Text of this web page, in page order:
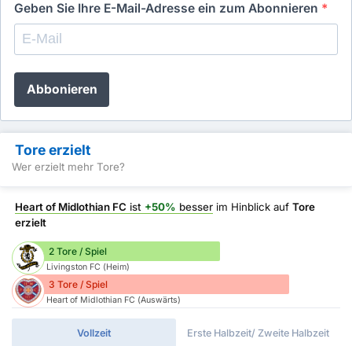
Geben Sie Ihre E-Mail-Adresse ein zum Abonnieren *
Abbonieren
Tore erzielt
Wer erzielt mehr Tore?
Heart of Midlothian FC ist +50% besser im Hinblick auf Tore
erzielt
2 Tore / Spiel
Livingston FC (Heim)
3 Tore / Spiel
Heart of Midlothian FC (Auswärts)
Vollzeit Erste Halbzeit/ Zweite Halbzeit